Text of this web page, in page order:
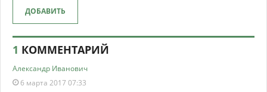
ДОБАВИТЬ
1 КОММЕНТАРИЙ
Александр Иванович
6 марта 2017 07:33